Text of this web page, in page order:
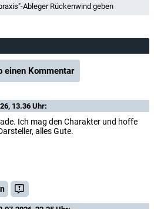
Ableger Rückenwind geben
einen Kommentar
13.36 Uhr:
Ich mag den Charakter und hoffe
alles Gute.